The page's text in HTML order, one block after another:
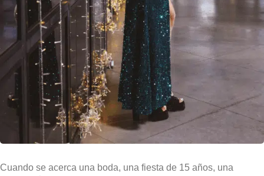
Cuando se acerca una boda, una fiesta de 15 años, una